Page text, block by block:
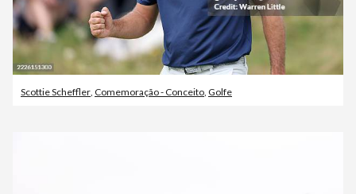
Scottie Scheffler Comemoração - Conceito Golfe